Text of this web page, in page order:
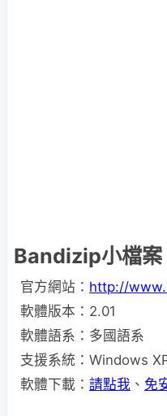
Bandizip小檔案
官方網站： http://
軟體版本：2.01
軟體語系：多國語系
支援系統：Windows
軟體下載： 請點我 、 免